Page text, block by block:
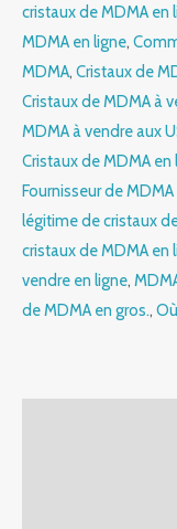
cristaux de MDMA en
MDMA en ligne,
MDMA, Cristaux de
Cristaux de MDMA à
MDMA à vendre aux
Cristaux de MDMA en
Fournisseur de
légitime de cristaux
cristaux de MDMA en
vendre en ligne,
de MDMA en gros.,